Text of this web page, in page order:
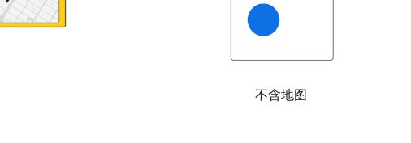
不含地图